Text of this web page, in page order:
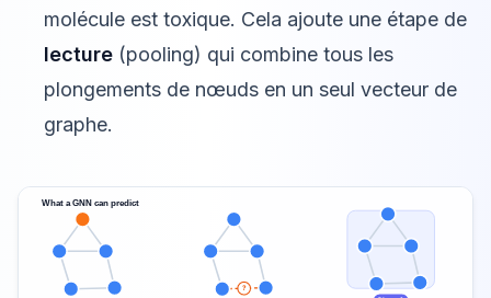
molécule est toxique. Cela ajoute une étape de
lecture (pooling) qui combine tous les
plongements de nœuds en un seul vecteur de
graphe.